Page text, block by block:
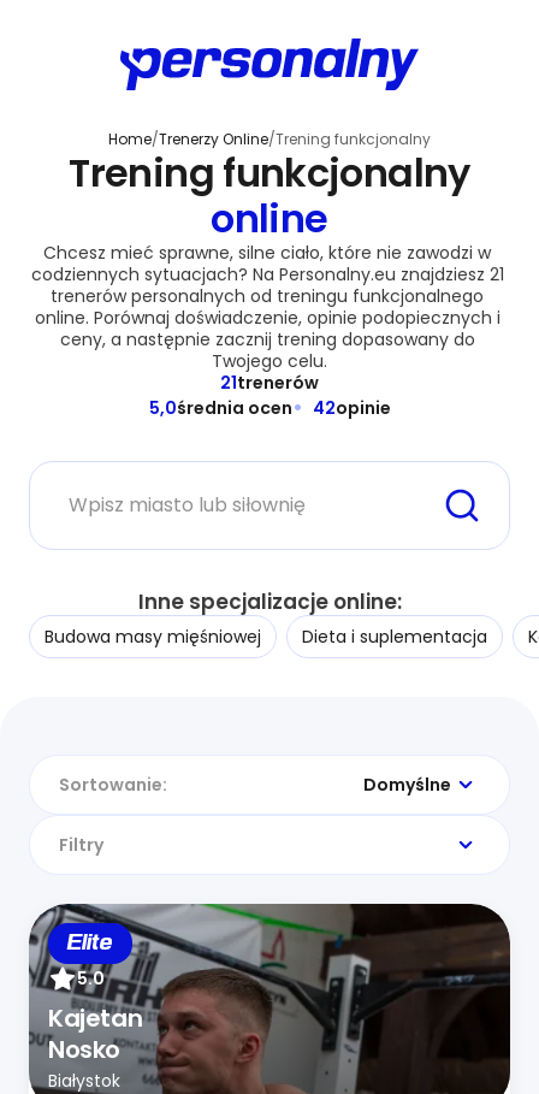
Home/Trenerzy Online/Trening funkcjonalny
Trening funkcjonalny
online
Chcesz mieć sprawne, silne ciało, które nie zawodzi w
codziennych sytuacjach? Na Personalny.eu znajdziesz 21
trenerów personalnych od treningu funkcjonalnego
online. Porównaj doświadczenie, opinie podopiecznych i
ceny, a następnie zacznij trening dopasowany do
Twojego celu.
21trenerów
5,0średnia ocen 42opinie
Miasto lub siłownia
Inne specjalizacje online:
Budowa masy mięśniowej Dieta i suplementacja
Sortowanie: Domyślne
Filtry
Elite
5.0
Kajetan
Nosko
Białystok